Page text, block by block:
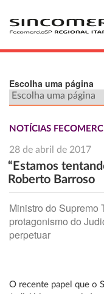
Escolha uma página
NOTÍCIAS
28 de abril de 2017
“Estamos
Roberto Barroso
Ministro do Supremo
protagonismo do
perpetuar
O recente papel que o